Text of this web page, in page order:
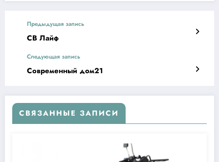
Предыдущая запись
СВ Лайф
Следующая запись
Современный дом21
СВЯЗАННЫЕ ЗАПИСИ